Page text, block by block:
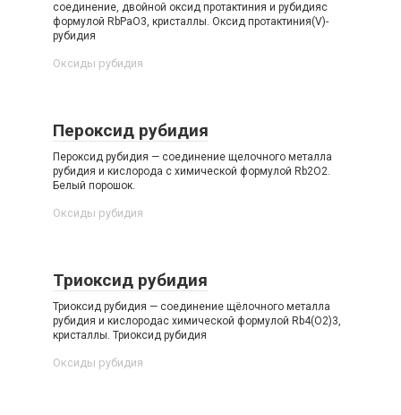
соединение, двойной оксид протактиния и рубидияс
формулой RbPaO3, кристаллы. Оксид протактиния​(V)​-​
рубидия
Оксиды рубидия‎
Пероксид рубидия
Пероксид рубидия — соединение щелочного металла
рубидия и кислорода с химической формулой Rb2O2.
Белый порошок.
Оксиды рубидия‎
Триоксид рубидия
Триоксид рубидия — соединение щёлочного металла
рубидия и кислородас химической формулой Rb4(O2)3,
кристаллы. Триоксид рубидия
Оксиды рубидия‎